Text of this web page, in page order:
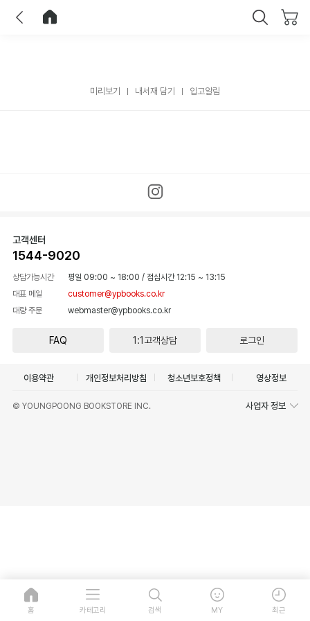
미리보기 내서재 담기 입고알림
고객센터
1544-9020
상담가능시간 평일 09:00 ~ 18:00 / 점심시간 12:15 ~ 13:15
대표 메일
customer@ypbooks.co.kr
대량 주문
webmaster@ypbooks.co.kr
FAQ 1:1고객상담 로그인
이용약관 개인정보처리방침 청소년보호정책 영상정보
© YOUNGPOONG BOOKSTORE INC. 사업자 정보
홈 카테고리 검색 MY 최근